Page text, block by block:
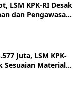
LSM KPK-RI Desak
dan Pengawasan
Juta, LSM KPK-
Sesuaian Material
DPUPR Nganjuk